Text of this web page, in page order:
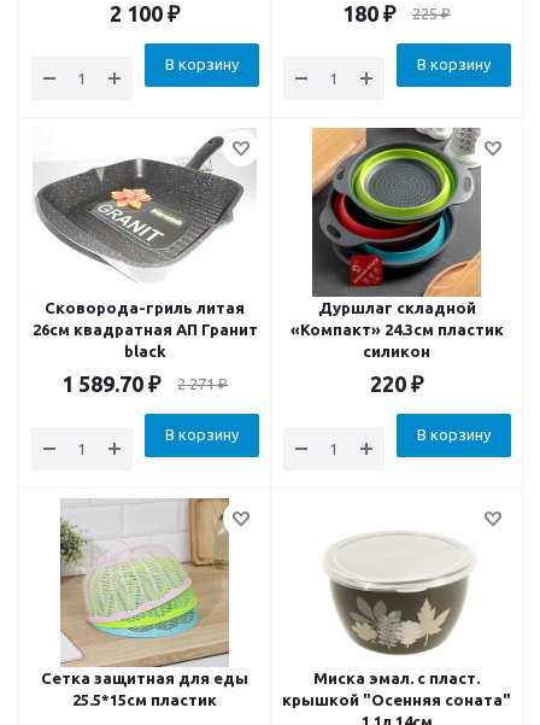
2 100 ₽
В корзину
180 ₽ 225₽
В корзину
Сковорода-гриль литая
26см квадратная АП Гранит
black
1 589.70 ₽ 2 271₽
В корзину
Дуршлаг складной
«Компакт» 24.3см пластик
силикон
220 ₽
В корзину
Сетка защитная для еды
25.5*15см пластик
Миска эмал. с пласт.
крышкой "Осенняя соната"
1.1л 14см